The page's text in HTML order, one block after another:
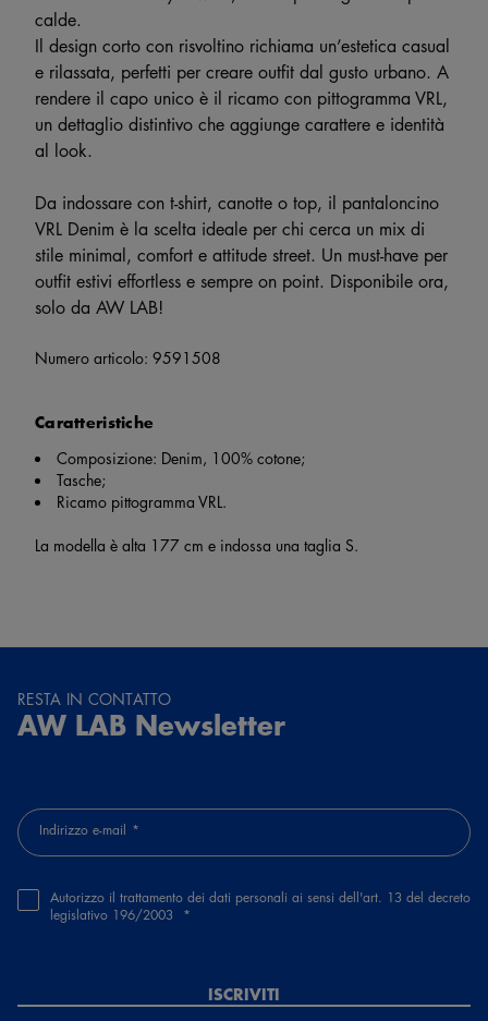
calde.
Il design corto con risvoltino richiama un’estetica casual
e rilassata, perfetti per creare outfit dal gusto urbano. A
rendere il capo unico è il ricamo con pittogramma VRL,
un dettaglio distintivo che aggiunge carattere e identità
al look.
Da indossare con t-shirt, canotte o top, il pantaloncino
VRL Denim è la scelta ideale per chi cerca un mix di
stile minimal, comfort e attitude street. Un must-have per
outfit estivi effortless e sempre on point. Disponibile ora,
solo da AW LAB!
Numero articolo: 9591508
Caratteristiche
Composizione: Denim, 100% cotone;
Tasche;
Ricamo pittogramma VRL.
La modella è alta 177 cm e indossa una taglia S.
RESTA IN CONTATTO
AW LAB Newsletter
Indirizzo e-mail
Autorizzo il trattamento dei dati personali ai sensi dell'art. 13 del decreto
legislativo 196/2003
ISCRIVITI